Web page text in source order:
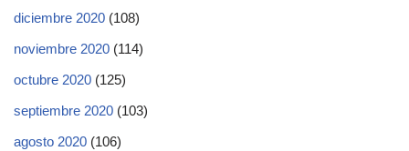
diciembre 2020 (108)
noviembre 2020 (114)
octubre 2020 (125)
septiembre 2020 (103)
agosto 2020 (106)